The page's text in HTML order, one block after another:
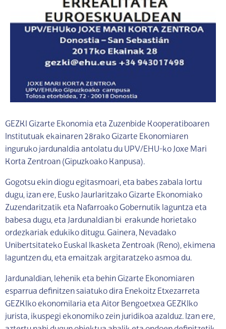
GEZKI Gizarte Ekonomia eta Zuzenbide Kooperatiboaren
Institutuak ekainaren 28rako Gizarte Ekonomiaren
inguruko jardunaldia antolatu du UPV/EHU-ko Joxe Mari
Korta Zentroan (Gipuzkoako Kanpusa).
Gogotsu ekin diogu egitasmoari, eta babes zabala lortu
dugu, izan ere, Eusko Jaurlaritzako Gizarte Ekonomiako
Zuzendaritzatik eta Nafarroako Gobernutik laguntza eta
babesa dugu, eta Jardunaldian bi erakunde horietako
ordezkariak edukiko ditugu. Gainera, Nevadako
Unibertsitateko Euskal Ikasketa Zentroak (Reno), ekimena
laguntzen du, eta emaitzak argitaratzeko asmoa du.
Jardunaldian, lehenik eta behin Gizarte Ekonomiaren
esparrua definitzen saiatuko dira Enekoitz Etxezarreta
GEZKIko ekonomilaria eta Aitor Bengoetxea GEZKIko
jurista, ikuspegi ekonomiko zein juridikoa azalduz. Izan ere,